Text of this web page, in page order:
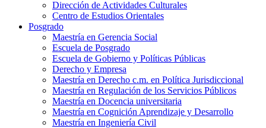
Dirección de Actividades Culturales
Centro de Estudios Orientales
Posgrado
Maestría en Gerencia Social
Escuela de Posgrado
Escuela de Gobierno y Políticas Públicas
Derecho y Empresa
Maestría en Derecho c.m. en Política Jurisdiccional
Maestría en Regulación de los Servicios Públicos
Maestría en Docencia universitaria
Maestría en Cognición Aprendizaje y Desarrollo
Maestría en Ingeniería Civil